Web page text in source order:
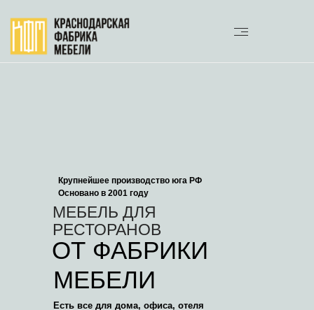
МЕБЕЛЬ ДЛЯ
РЕСТОРАНОВ
ОТ ФАБРИКИ
МЕБЕЛИ
Есть все для дома, офиса, отеля
Крупнейшее производство юга РФ
Основано в 2001 году